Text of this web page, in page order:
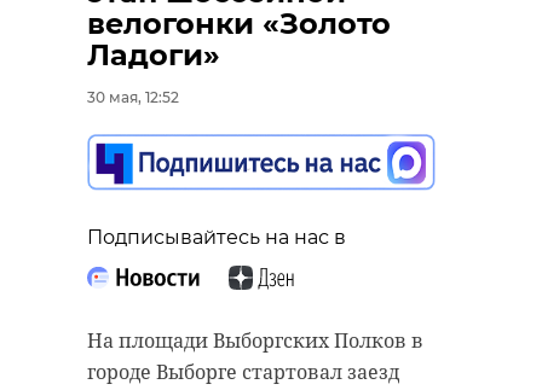
велогонки «Золото
Ладоги»
30 мая, 12:52
Подписывайтесь на нас в
На площади Выборгских Полков в
городе Выборге стартовал заезд
Подписывайтесь на нас в
июня Госавтоинспекция проводит
рейд «Нетрезвый водитель»,
предотвращение случаев
управления транспортными
Подписывайтесь на нас в
городского поселения
Всеволожского района Ленобласти
этнокультурное мероприятие
«Энколово собирает друзей».